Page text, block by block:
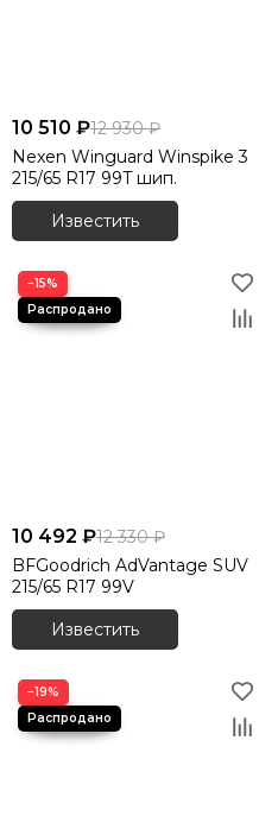
10 510 ₽12 930 ₽
Nexen Winguard Winspike 3
215/65 R17 99T шип.
Известить
−15%
10 492 ₽12 330 ₽
BFGoodrich AdVantage SUV
215/65 R17 99V
Известить
−19%